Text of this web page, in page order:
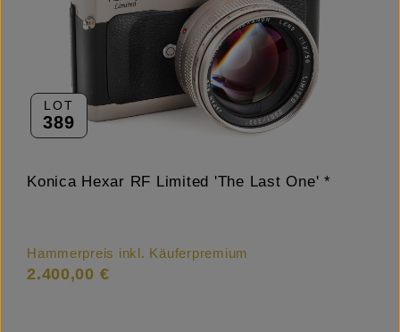
LOT
389
Konica Hexar RF Limited 'The Last One' *
Hammerpreis inkl. Käuferpremium
2.400,00 €